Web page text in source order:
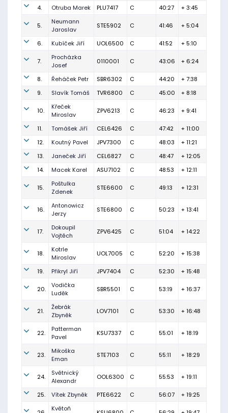
4. Otruba Marek PLU7417 C 40:27 + 3:45
5.
Neumann
Jaroslav
STE5902 C 41:46 + 5:04
6. Kubíček Jiří UOL6500 C 41:52 + 5:10
7.
Procházka
Josef
0110001 C 43:06 + 6:24
8. Řeháček Petr SBR6302 C 44:20
+ 7:38
9.
Slavík Tomáš TVR6800 C 45:00 + 8:18
10.
Křeček
Miroslav
ZPV6213 C 46:23 + 9:41
11. Tomášek Jiří CEL6426 C 47:42
+ 11:00
12.
Koutný Pavel JPV7300 C 48:03
+ 11:21
13.
Janeček Jiří CEL6827 C 48:47
+ 12:05
14.
Macek Karel ASU7102 C 48:53 + 12:11
15.
Poštulka
Zdenek
STE6600 C 49:13 + 12:31
16.
Antonowicz
Jerzy
STE6800 C 50:23 + 13:41
17.
Dokoupil
Vojtěch
ZPV6425 C 51:04 + 14:22
18.
Kotrle
Miroslav
UOL7005 C 52:20 + 15:38
19. Přikryl Jiří JPV7404 C 52:30 + 15:48
20.
Vodička
Luděk
SBR5501 C 53:19 + 16:37
21.
Žebrák
Zbyněk
LOV7101 C 53:30 + 16:48
22.
Patterman
Pavel
KSU7337 C 55:01 + 18:19
23.
Mikoška
Eman
STE7103 C 55:11 + 18:29
24.
Světnický
Alexandr
OOL6300 C 55:53 + 19:11
25. Vítek Zbyněk PTE6622 C 56:07 + 19:25
Květoň